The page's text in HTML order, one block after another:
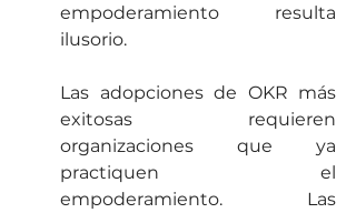
empoderamiento resulta
ilusorio.
Las adopciones de OKR más
exitosas requieren
organizaciones que ya
practiquen el
empoderamiento. Las